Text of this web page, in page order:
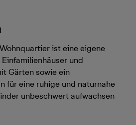
ist eine eigene
und
Gärten sowie ein
für eine ruhige und naturnahe
unbeschwert aufwachsen